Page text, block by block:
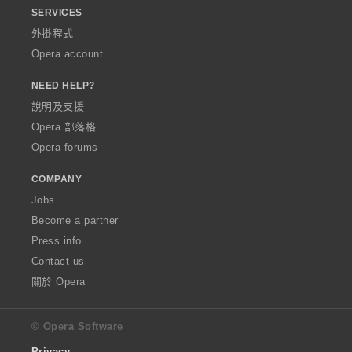
SERVICES
外掛程式
Opera account
NEED HELP?
說明及支援
Opera 部落格
Opera forums
COMPANY
Jobs
Become a partner
Press info
Contact us
關於 Opera
© Opera Software